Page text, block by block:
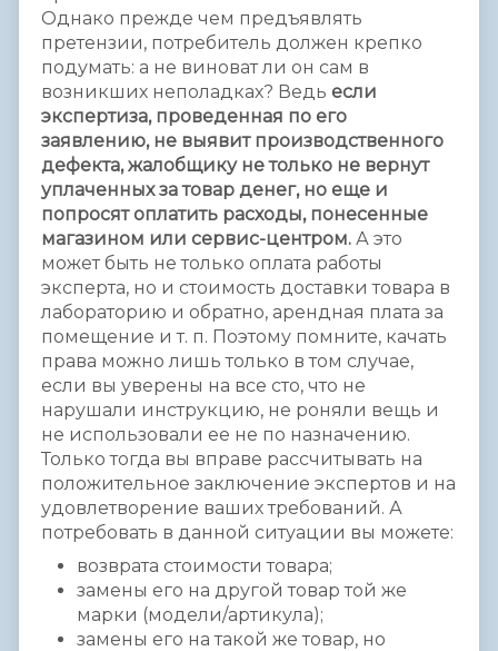
Однако прежде чем предъявлять
претензии, потребитель должен крепко
подумать: а не виноват ли он сам в
возникших неполадках? Ведь если
экспертиза, проведенная по его
заявлению, не выявит производственного
дефекта, жалобщику не только не вернут
уплаченных за товар денег, но еще и
попросят оплатить расходы, понесенные
магазином или сервис-центром. А это
может быть не только оплата работы
эксперта, но и стоимость доставки товара в
лабораторию и обратно, арендная плата за
помещение и т. п. Поэтому помните, качать
права можно лишь только в том случае,
если вы уверены на все сто, что не
нарушали инструкцию, не роняли вещь и
не использовали ее не по назначению.
Только тогда вы вправе рассчитывать на
положительное заключение экспертов и на
удовлетворение ваших требований. А
потребовать в данной ситуации вы можете:
возврата стоимости товара;
замены его на другой товар той же
марки (модели/артикула);
замены его на такой же товар, но